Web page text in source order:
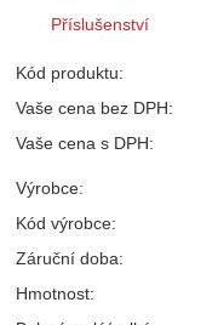
Příslušenství
Kód produktu:
Vaše cena bez DPH:
Vaše cena s DPH:
Výrobce:
Kód výrobce:
Záruční doba:
Hmotnost: